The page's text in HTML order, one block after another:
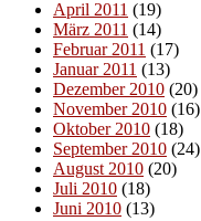
April 2011 (19)
März 2011 (14)
Februar 2011 (17)
Januar 2011 (13)
Dezember 2010 (20)
November 2010 (16)
Oktober 2010 (18)
September 2010 (24)
August 2010 (20)
Juli 2010 (18)
Juni 2010 (13)